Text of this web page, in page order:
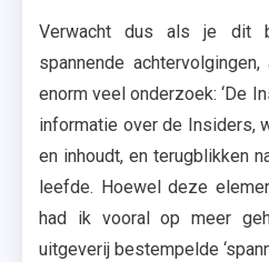
Verwacht dus als je dit
spannende
enorm veel onderzoek: ‘De
informatie over de Insiders,
en inhoudt, en terugblikken
leefde. Hoewel deze
had ik vooral op meer
uitgeverij bestempelde